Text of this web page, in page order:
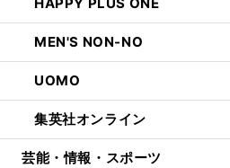
MEN'S NON-NO
UOMO
集英社オンライン
芸能・情報・スポーツ